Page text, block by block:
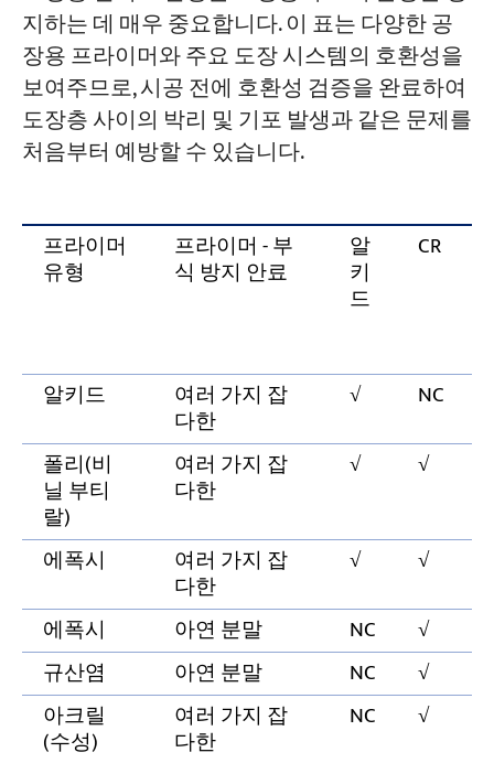
지하는 데 매우 중요합니다. 이 표는 다양한 공
장용 프라이머와 주요 도장 시스템의 호환성을
보여주므로, 시공 전에 호환성 검증을 완료하여
도장층 사이의 박리 및 기포 발생과 같은 문제를
처음부터 예방할 수 있습니다.
프라이머
유형
프라이머 - 부
식 방지 안료
알
키
드
CR
알키드 여러 가지 잡
다한
√ NC
폴리(비
닐 부티
랄)
여러 가지 잡
다한
√ √
에폭시 여러 가지 잡
다한
√ √
에폭시 아연 분말 NC √
규산염
아연 분말 NC √
아크릴
(수성)
여러 가지 잡
다한
NC √